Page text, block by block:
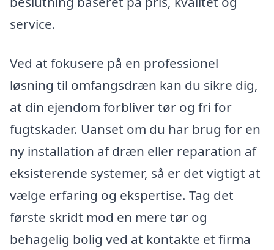
service.
Ved at fokusere på en professionel
løsning til omfangsdræn kan du sikre dig,
at din ejendom forbliver tør og fri for
fugtskader. Uanset om du har brug for en
ny installation af dræn eller reparation af
eksisterende systemer, så er det vigtigt at
vælge erfaring og ekspertise. Tag det
første skridt mod en mere tør og
behagelig bolig ved at kontakte et firma